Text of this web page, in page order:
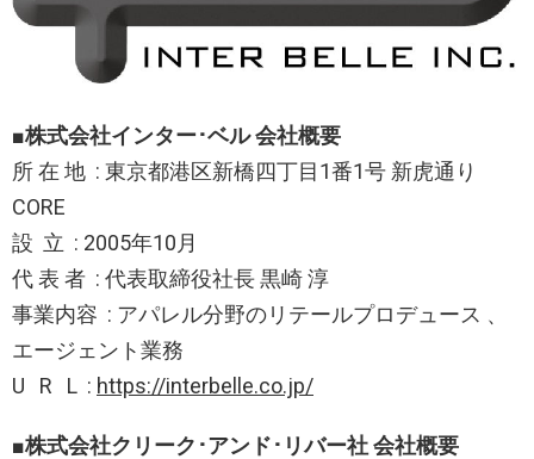
■株式会社インター･ベル 会社概要
所 在 地 : 東京都港区新橋四丁目1番1号 新虎通り
CORE
設 立 : 2005年10月
代 表 者 : 代表取締役社長 黒崎 淳
事業内容 : アパレル分野のリテールプロデュース 、
エージェント業務
U R L : https://interbelle.co.jp/
■株式会社クリーク･アンド･リバー社 会社概要